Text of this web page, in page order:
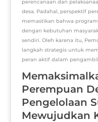
perencanaan dan
desa. Padahal, perspektif
memastikan bahwa
dengan kebutuhan
sendiri. Oleh karena itu,
langkah strategis untuk
peran aktif dalam
Perempuan
Pengelolaan
Mewujudkan